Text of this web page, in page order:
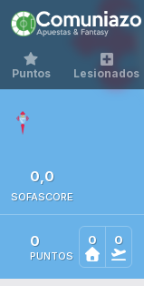
Puntos Lesionados
0,0
SOFASCORE
0
PUNTOS
0 0